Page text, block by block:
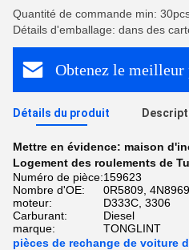
Quantité de commande min:
Détails d'emballage: dans des
Obtenez le
Détails du produit
Mettre en évidence: maison
Logement des roulements de
Numéro de pièce:159623
Nombre d'OE:
0R5809,
moteur:
D333C, 3306
Carburant:
Diesel
marque:
TONGLINT
pièces de rechange de voiture